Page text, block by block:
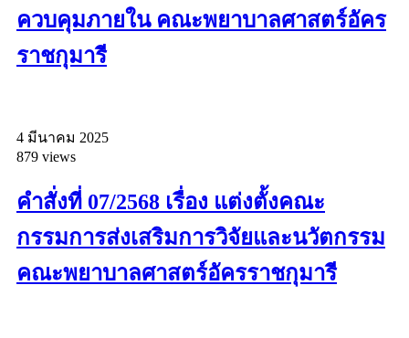
ควบคุมภายใน คณะพยาบาลศาสตร์อัคร
ราชกุมารี
4 มีนาคม 2025
879 views
คำสั่งที่ 07/2568 เรื่อง แต่งตั้งคณะ
กรรมการส่งเสริมการวิจัยและนวัตกรรม
คณะพยาบาลศาสตร์อัครราชกุมารี